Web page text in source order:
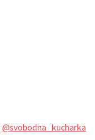
@svobodna_kucharka